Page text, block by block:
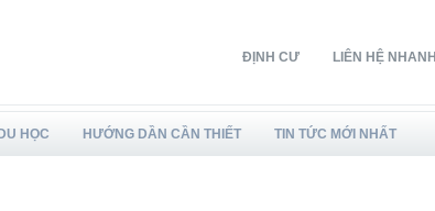
ĐỊNH CƯ LIÊN HỆ NHANH
HỌC HƯỚNG DẦN CẦN THIẾT TIN TỨC MỚI NHẤT